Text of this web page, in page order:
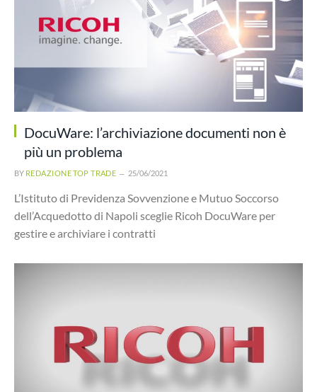
DocuWare: l’archiviazione documenti non è
più un problema
BY REDAZIONE TOP TRADE 25/06/2021
L’Istituto di Previdenza Sovvenzione e Mutuo Soccorso
dell’Acquedotto di Napoli sceglie Ricoh DocuWare per
gestire e archiviare i contratti